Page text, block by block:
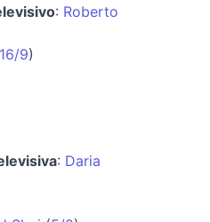
: Roberto
16/9)
: Daria